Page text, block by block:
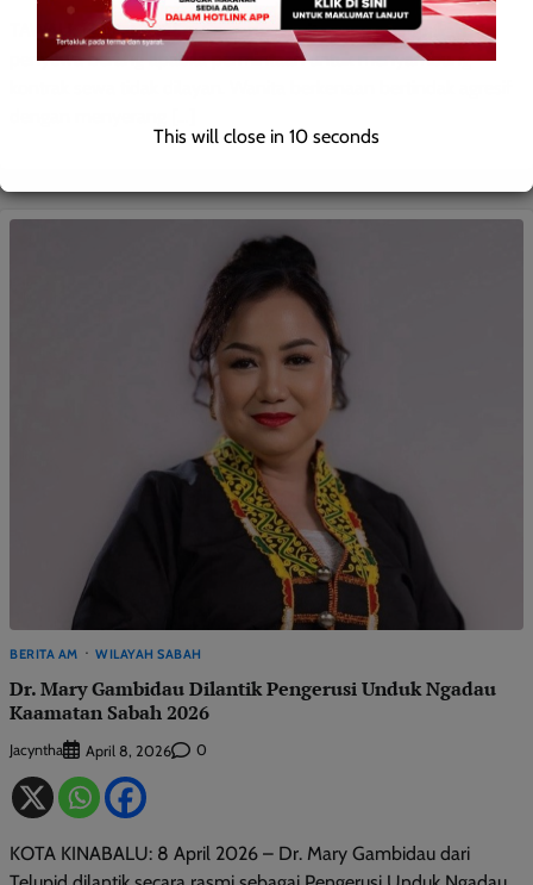
TAWAU: 13 Julai 2025 – Seorang wanita yang merupakan
penyewa berang apabila permintaan untuk menyambung
BERITA AM WILAYAH SABAH
Dr. Mary Gambidau Dilantik Pengerusi Unduk Ngadau
Kaamatan Sabah 2026
Jacyntha April 8, 2026 0
KOTA KINABALU: 8 April 2026 – Dr. Mary Gambidau dari
This will close in9seconds